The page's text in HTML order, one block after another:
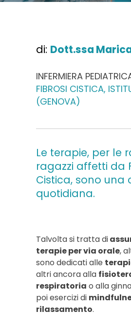
di: Dott.ssa
INFERMIERA
FIBROSI CISTICA,
(GENOVA)
Le terapie, per le
ragazzi affetti da
Cistica, sono una
quotidiana.
Talvolta si tratta di
terapie per via orale,
sono dedicati alle
altri ancora alla
respiratoria o alla
poi esercizi di
rilassamento.